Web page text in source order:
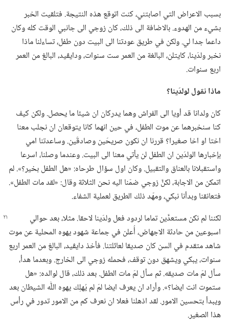
بسبب الاعراض التي اصابتني،‏ كنت اتوقع هذه النتيجة.‏ فتلقيت الخبر
بشيء من الهدوء.‏ بالاضافة الى ذلك،‏ كان زوجي الى جانبي الوقت كله وكان
داعما جدا لي.‏ ولكن في طريق عودتنا الى البيت دون طفل،‏ تساءلنا ماذا
نخبر ولدَينا،‏ كايتلن،‏ البالغة من العمر ست سنوات،‏ ودايڤيد،‏ البالغ من العمر
اربع سنوات.‏
ماذا نقول لولدَينا؟‏
كان ولدانا قد أويا الى الفراش وهما يدركان ان شيئا ما يحصل.‏ ولكن كيف
كنا سنخبرهما عن موت الطفل،‏ في حين انهما كانا يتوقعان ان نجلب معنا
اختا او اخا صغيرا؟‏ قررنا ان نكون صريحَين وصادقَين.‏ وساعدتنا امي
بإخبارها الولدَين ان الطفل لن يأتي معنا الى البيت.‏ وعندما وصلنا،‏ اسرعا
واستقبلانا بالعناق والتقبيل.‏ وكان اول سؤال طرحاه:‏ «هل الطفل بخير؟‏».‏ لم
اتمكن من الاجابة،‏ لكنَّ زوجي ضمّنا اليه نحن الثلاثة وقال:‏ «لقد مات الطفل».‏
فتعانقنا وبدأنا نبكي،‏ ومهّد ذلك الطريق لعملية الشفاء.‏
لكننا لم نكن مستعدَّين تماما لردود فعلولدَينا لاحقا.‏ مثلا،‏ بعد حوالي
اسبوعين من حادثة الاجهاض،‏ أُعلن في جماعة شهود يهوه المحلية عن موت
شاهد متقدم في السن كان صديقا لعائلتنا.‏ فأخذ دايڤيد،‏ البالغ من العمر اربع
سنوات،‏ يبكي ويشهق دون توقف،‏ فحمله زوجي الى الخارج.‏ وبعدما هدأ،‏
سأل لمَ مات صديقه.‏ ثم سأل لمَ مات الطفل.‏ بعد ذلك،‏ قال لوالده:‏ «هل
ستموت انت ايضا؟‏».‏ وأراد ان يعرف ايضا لمَ لم يُهلِك يهوه اللّٰه الشيطان بعد
ويبدأ بتحسين الامور.‏ لقد اذهلنا فعلا ان نعرف كم من الامور تدور في رأس
هذا الصغير.‏